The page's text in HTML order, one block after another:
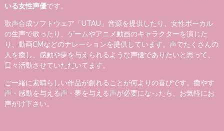
いる女性声優です。
歌声合成ソフトウェア「UTAU」音源を提供したり、女性ボーカル
の生声で歌ったり、ゲームやアニメ動画のキャラクターを演じた
り、動画CMなどのナレーションを提供しています。声でたくさんの
人を癒し、感動や夢を与えられるような声優でありたいと思って、
日々活動させていただいてます。
ご一緒に素晴らしい作品が創れることが何よりの喜びです。癒やす
声・感動を与える声・夢を与える声が必要になったら、お気軽にお
声がけ下さい。